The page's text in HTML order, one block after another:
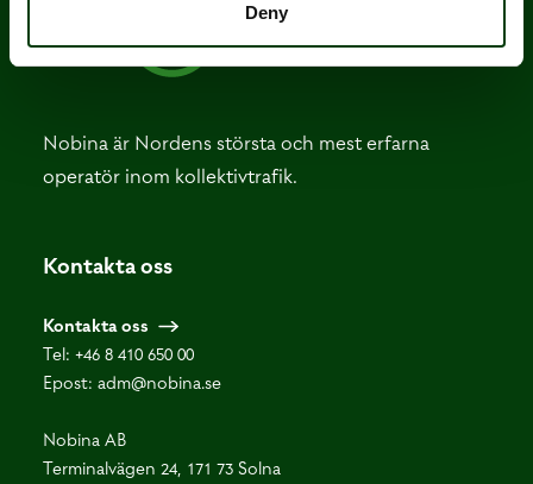
Deny
Nobina är Nordens största och mest erfarna
operatör inom kollektivtrafik.
Kontakta oss
Kontakta oss
Tel: +46 8 410 650 00
Epost: adm@nobina.se
Nobina AB
Terminalvägen 24, 171 73 Solna